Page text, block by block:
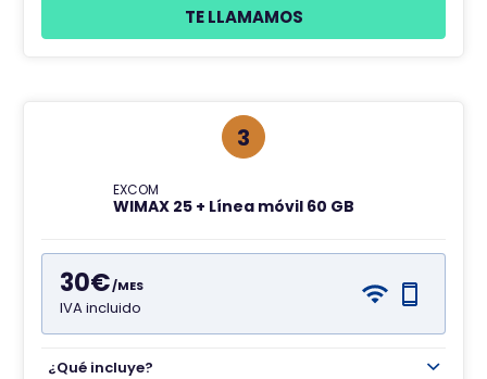
TE LLAMAMOS
3
EXCOM
WIMAX 25 + Línea móvil 60 GB
30€/MES
IVA incluido
¿Qué incluye?